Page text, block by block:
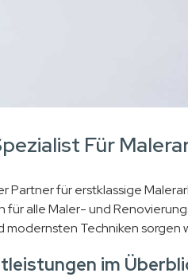
Für
Partner für erstklassige
alle Maler- und
Techniken sorgen
im